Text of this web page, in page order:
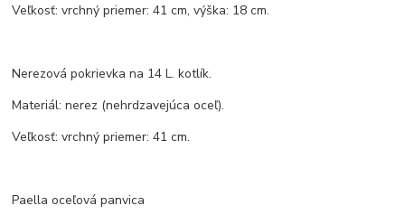
Veľkosť: vrchný priemer: 41 cm, výška: 18 cm.
Nerezová pokrievka na 14 L. kotlík.
Materiál: nerez (nehrdzavejúca oceľ).
Veľkosť: vrchný priemer: 41 cm.
Paella oceľová panvica